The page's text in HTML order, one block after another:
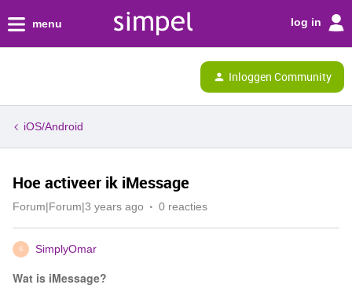
menu log in
Inloggen Community
iOS/Android
Hoe activeer ik iMessage
Forum|Forum|3 years ago 0 reacties
S SimplyOmar
Wat is iMessage?